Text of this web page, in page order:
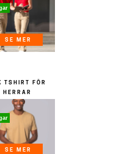
SE MER
SE MER
TSHIRT FÖR
HERRAR